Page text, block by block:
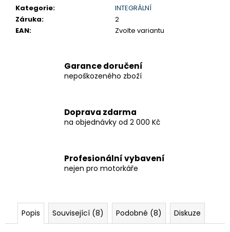
Kategorie:
INTEGRÁLNÍ
Záruka:
2
EAN: Zvolte variantu
Garance doručení
nepoškozeného zboží
Doprava zdarma
na objednávky od 2 000 Kč
Profesionální vybavení
nejen pro motorkáře
Popis Související (8) Podobné (8) Diskuze